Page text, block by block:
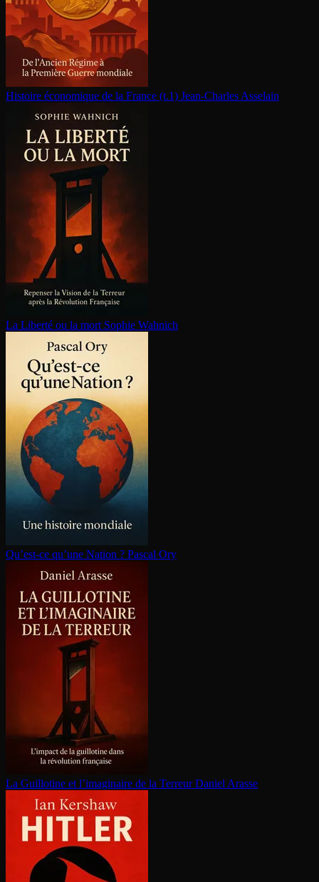
Histoire économique de la France (t.1) Jean-Charles Asselain
La Liberté ou la mort Sophie Wahnich
Qu’est-ce qu’une Nation ? Pascal Ory
La Guillotine et l’imaginaire de la Terreur Daniel Arasse